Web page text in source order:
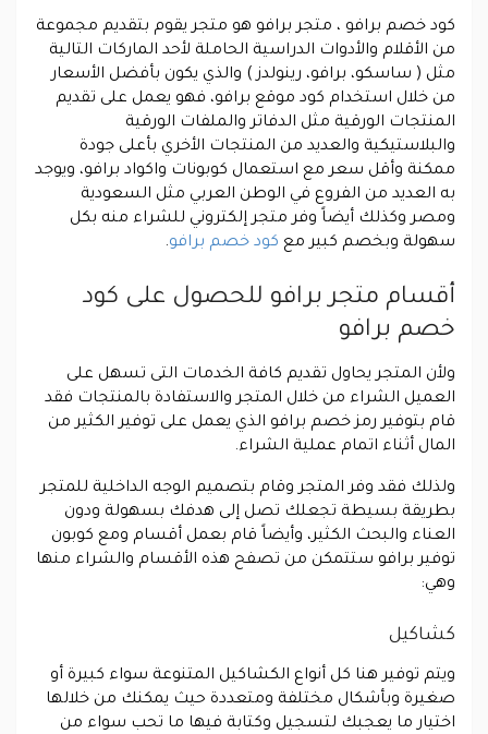
كود خصم برافو ، متجر برافو هو متجر يقوم بتقديم مجموعة
من الأقلام والأدوات الدراسية الحاملة لأحد الماركات التالية
مثل ( ساسكو، برافو، رينولدز ) والذي يكون بأفضل الأسعار
من خلال استخدام كود موقع برافو، فهو يعمل على تقديم
المنتجات الورقية مثل الدفاتر والملفات الورقية
والبلاستيكية والعديد من المنتجات الأخري بأعلى جودة
ممكنة وأقل سعر مع استعمال كوبونات واكواد برافو، ويوجد
به العديد من الفروع في الوطن العربي مثل السعودية
ومصر وكذلك أيضاً وفر متجر إلكتروني للشراء منه بكل
سهولة وبخصم كبير مع كود خصم برافو.
أقسام متجر برافو للحصول على كود
خصم برافو
ولأن المتجر يحاول تقديم كافة الخدمات التى تسهل على
العميل الشراء من خلال المتجر والاستفادة بالمنتجات فقد
قام بتوفير رمز خصم برافو الذي يعمل على توفير الكثير من
المال أثناء اتمام عملية الشراء.
ولذلك فقد وفر المتجر وقام بتصميم الوجه الداخلية للمتجر
بطريقة بسيطة تجعلك تصل إلى هدفك بسهولة ودون
العناء والبحث الكثير، وأيضاً قام بعمل أقسام ومع كوبون
توفير برافو ستتمكن من تصفح هذه الأقسام والشراء منها
وهي:
كشاكيل
ويتم توفير هنا كل أنواع الكشاكيل المتنوعة سواء كبيرة أو
صغيرة وبأشكال مختلفة ومتعددة حيث يمكنك من خلالها
اختيار ما يعجبك لتسجيل وكتابة فيها ما تحب سواء من